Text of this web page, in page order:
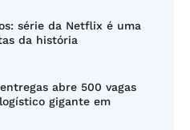
série da Netflix é uma
da história
abre 500 vagas
gigante em